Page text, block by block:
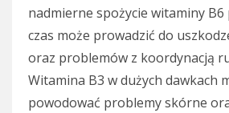
nadmierne spożycie witaminy B6
czas może prowadzić do
oraz problemów z koordynacją
Witamina B3 w dużych dawkach
powodować problemy skórne